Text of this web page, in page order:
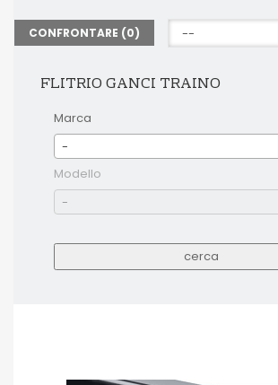
CONFRONTARE (0)
FLITRIO GANCI TRAINO
Marca
-
Modello
-